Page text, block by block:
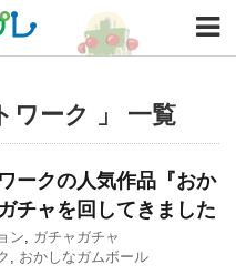
ワーク 」 一覧
ークの人気作品『おか
チャを回してきました
ン, ガチャガチャ
, おかしなガムボール